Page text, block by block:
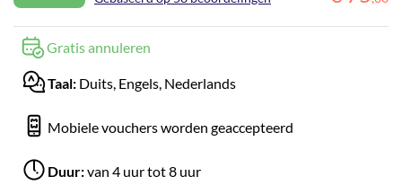
Gratis annuleren
Taal: Duits, Engels, Nederlands
Mobiele vouchers worden geaccepteerd
Duur:van 4 uur tot 8 uur